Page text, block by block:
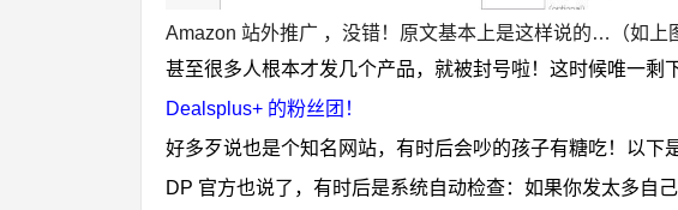
Amazon 站外推广 ， 没错！原文基本上是这样说的…（如上
甚至很多人根本才发几个产品，就被封号啦！这时候唯一剩
Dealsplus+ 的粉丝团 ！
好多歹说也是个知名网站，有时后会吵的孩子有糖吃！以下
DP 官方也说了，有时后是系统自动检查：如果你发太多自